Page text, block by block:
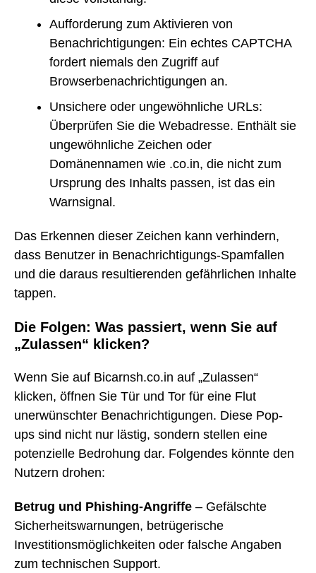
Aufforderung zum Aktivieren von
Benachrichtigungen: Ein echtes CAPTCHA
fordert niemals den Zugriff auf
Browserbenachrichtigungen an.
Unsichere oder ungewöhnliche URLs:
Überprüfen Sie die Webadresse. Enthält sie
ungewöhnliche Zeichen oder
Domänennamen wie .co.in, die nicht zum
Ursprung des Inhalts passen, ist das ein
Warnsignal.
Das Erkennen dieser Zeichen kann verhindern,
dass Benutzer in Benachrichtigungs-Spamfallen
und die daraus resultierenden gefährlichen Inhalte
tappen.
Die Folgen: Was passiert, wenn Sie auf
„Zulassen“ klicken?
Wenn Sie auf Bicarnsh.co.in auf „Zulassen“
klicken, öffnen Sie Tür und Tor für eine Flut
unerwünschter Benachrichtigungen. Diese Pop-
ups sind nicht nur lästig, sondern stellen eine
potenzielle Bedrohung dar. Folgendes könnte den
Nutzern drohen:
Betrug und Phishing-Angriffe – Gefälschte
Sicherheitswarnungen, betrügerische
Investitionsmöglichkeiten oder falsche Angaben
zum technischen Support.